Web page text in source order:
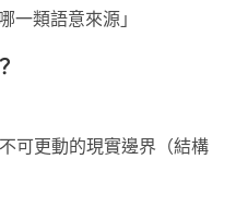
一類語意來源」
可更動的現實邊界（結構